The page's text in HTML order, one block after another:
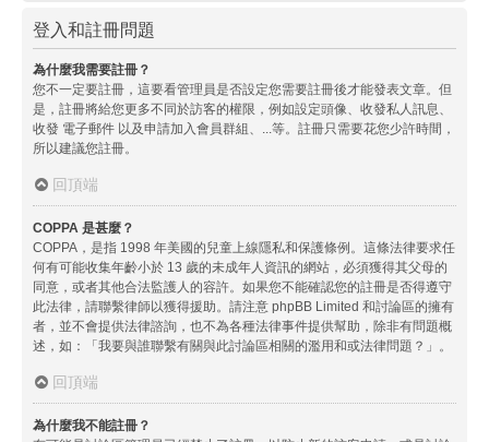
登入和註冊問題
為什麼我需要註冊？
您不一定要註冊，這要看管理員是否設定您需要註冊後才能發表文章。但
是，註冊將給您更多不同於訪客的權限，例如設定頭像、收發私人訊息、
收發 電子郵件 以及申請加入會員群組、...等。註冊只需要花您少許時間，
所以建議您註冊。
回頂端
COPPA 是甚麼？
COPPA，是指 1998 年美國的兒童上線隱私和保護條例。這條法律要求任
何有可能收集年齡小於 13 歲的未成年人資訊的網站，必須獲得其父母的
同意，或者其他合法監護人的容許。如果您不能確認您的註冊是否得遵守
此法律，請聯繫律師以獲得援助。請注意 phpBB Limited 和討論區的擁有
者，並不會提供法律諮詢，也不為各種法律事件提供幫助，除非有問題概
述，如：「我要與誰聯繫有關與此討論區相關的濫用和或法律問題？」。
回頂端
為什麼我不能註冊？